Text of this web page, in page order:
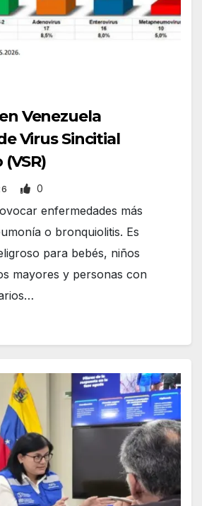
Venezuela
Virus Sincitial
0
enfermedades más
o bronquiolitis. Es
para bebés, niños
mayores y personas con